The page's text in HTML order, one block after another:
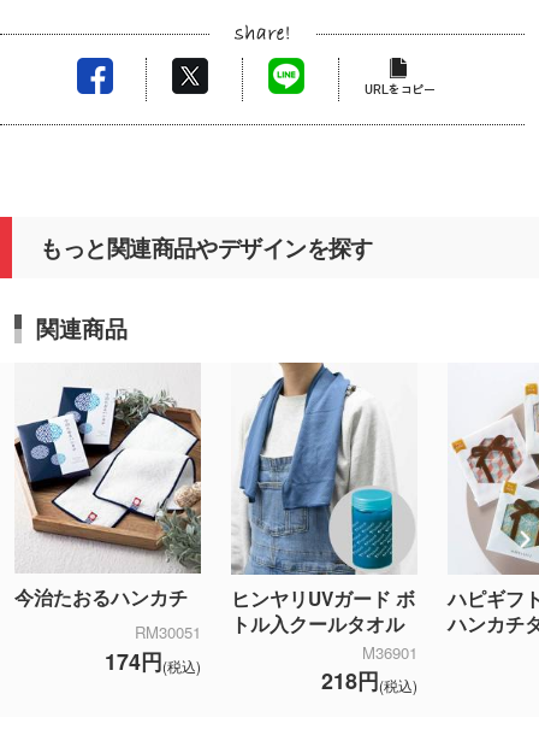
もっと関連商品やデザインを探す
関連商品
今治たおるハンカチ
RM30051
174円(税込)
ヒンヤリUVガード ボ
トル入クールタオル
M36901
218円(税込)
ハピギフ
ハンカチ